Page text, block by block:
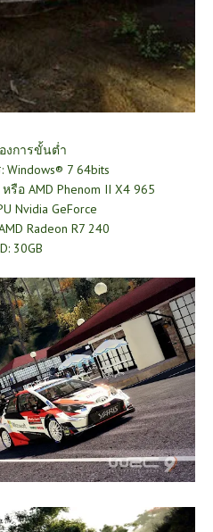
งการขั้นต่ำ
7 64bits
รือ AMD Phenom II X4 965
Nvidia GeForce
Radeon R7 240
30GB